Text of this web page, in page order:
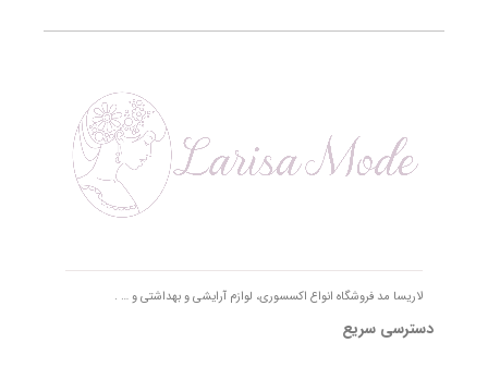
لاریسا مد فروشگاه انواع اکسسوری، لوازم آرایشی و بهداشتی و … .
دسترسی سریع